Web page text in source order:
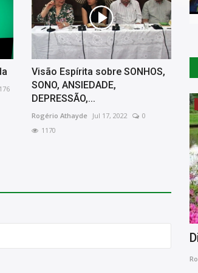
176
Visão Espírita sobre SONHOS,
SONO, ANSIEDADE,
DEPRESSÃO,...
Rogério Athayde Jul 17, 2022
0
1170
da Mamys Zelita
da Mamys Zelita